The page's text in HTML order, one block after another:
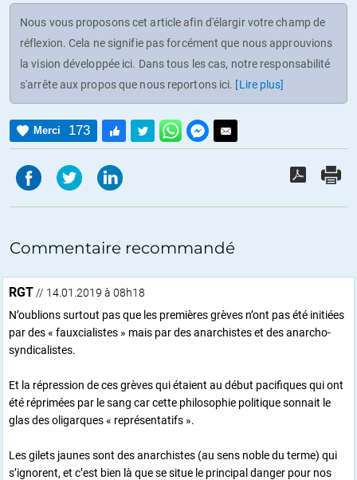
Nous vous proposons cet article afin d'élargir votre champ de
réflexion. Cela ne signifie pas forcément que nous approuvions
la vision développée ici. Dans tous les cas, notre responsabilité
s'arrête aux propos que nous reportons ici. [Lire plus]
Merci 173
Commentaire recommandé
RGT // 14.01.2019 à 08h18
N’oublions surtout pas que les premières grèves n’ont pas été initiées
par des « fauxcialistes » mais par des anarchistes et des anarcho-
syndicalistes.
Et la répression de ces grèves qui étaient au début pacifiques qui ont
été réprimées par le sang car cette philosophie politique sonnait le
glas des oligarques « représentatifs ».
Les gilets jaunes sont des anarchistes (au sens noble du terme) qui
s’ignorent, et c’est bien là que se situe le principal danger pour nos